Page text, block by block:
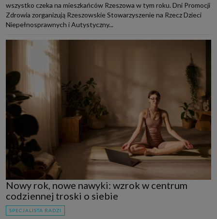
wszystko czeka na mieszkańców Rzeszowa w tym roku. Dni Promocji
Zdrowia zorganizują Rzeszowskie Stowarzyszenie na Rzecz Dzieci
Niepełnosprawnych i Autystyczny...
Nowy rok, nowe nawyki: wzrok w centrum
codziennej troski o siebie
SPECJALISTA RADZI